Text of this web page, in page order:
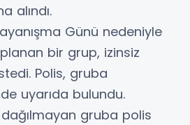
alındı.
Günü nedeniyle
bir grup, izinsiz
Polis, gruba
uyarıda bulundu.
gruba polis